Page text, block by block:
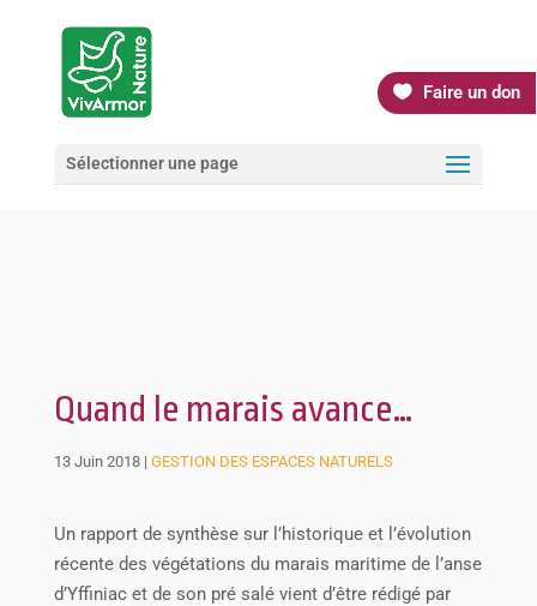
Faire un don
Sélectionner une page
Quand le marais avance…
13 Juin 2018| GESTION DES ESPACES NATURELS
Un rapport de synthèse sur l’historique et l’évolution
récente des végétations du marais maritime de l’anse
d’Yffiniac et de son pré salé vient d’être rédigé par